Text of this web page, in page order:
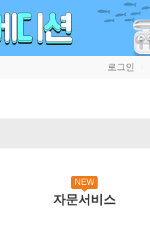
로그인
NEW
자문서비스